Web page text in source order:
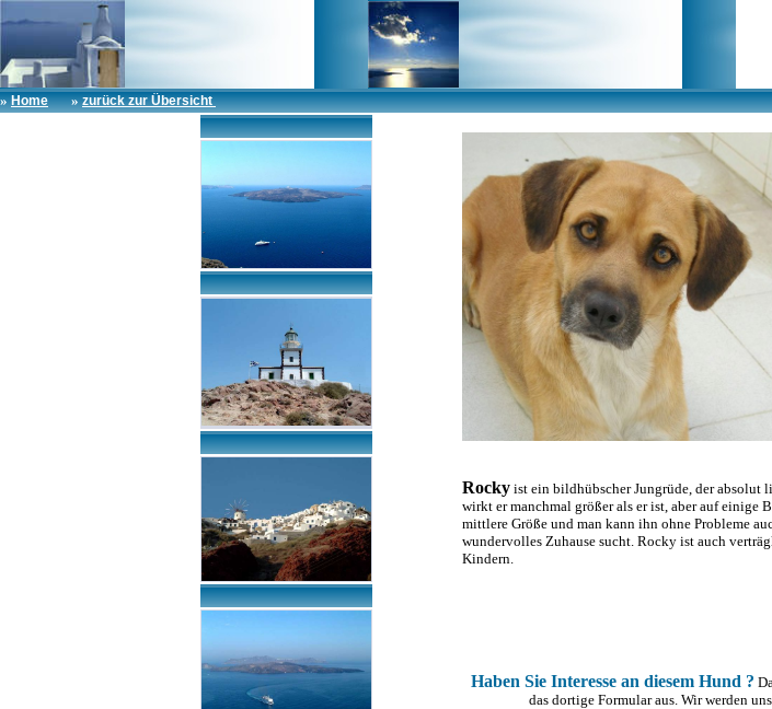
» Home »zurück zur Übersicht
Rocky ist ein bildhübscher Jungrüde, der absolut
wirkt er manchmal größer als er ist, aber auf einige
mittlere Größe und man kann ihn ohne Probleme
wundervolles Zuhause sucht. Rocky ist auch
Kindern.
Haben Sie Interesse an diesem Hund ?
das dortige Formular aus. Wir werden